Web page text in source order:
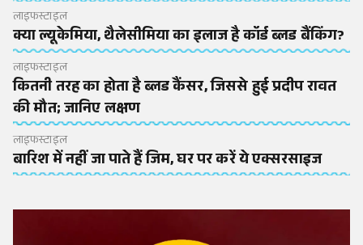
लाइफस्टाइल
क्या ल्यूकेमिया, थैलेसीमिया का इलाज है कॉर्ड ब्लड बैंकिंग?
लाइफस्टाइल
कितनी तरह का होता है ब्लड कैंसर, जिससे हुई प्रदीप रावत
की मौत; जानिए लक्षण
लाइफस्टाइल
बारिश में नहीं जा पाते हैं जिम, घर पर करें ये एक्सरसाइज